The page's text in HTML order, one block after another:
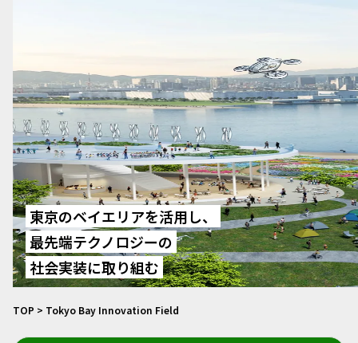
東京のベイエリアを活用し、
最先端テクノロジーの
社会実装に取り組む
TOP Tokyo Bay Innovation Field